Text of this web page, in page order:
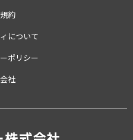
約
について
ポリシー
社